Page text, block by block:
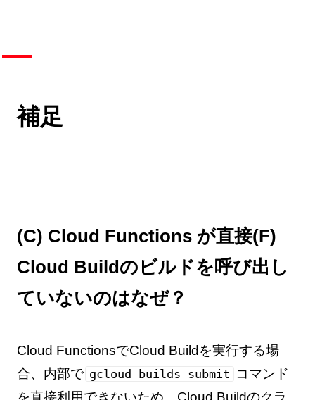
補足
(C) Cloud Functions が直接(F)
Cloud Buildのビルドを呼び出し
ていないのはなぜ？
Cloud FunctionsでCloud Buildを実行する場
合、内部で gcloud builds submit コマンド
を直接利用できないため、 Cloud Buildのクラ